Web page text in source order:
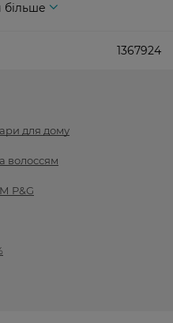
більше
1367924
для дому
волоссям
P&G